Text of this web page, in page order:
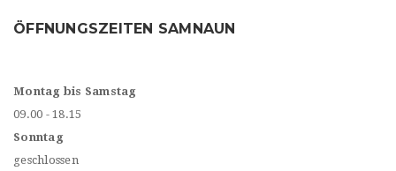
ÖFFNUNGSZEITEN SAMNAUN
Montag bis Samstag
09.00 - 18.15
Sonntag
geschlossen